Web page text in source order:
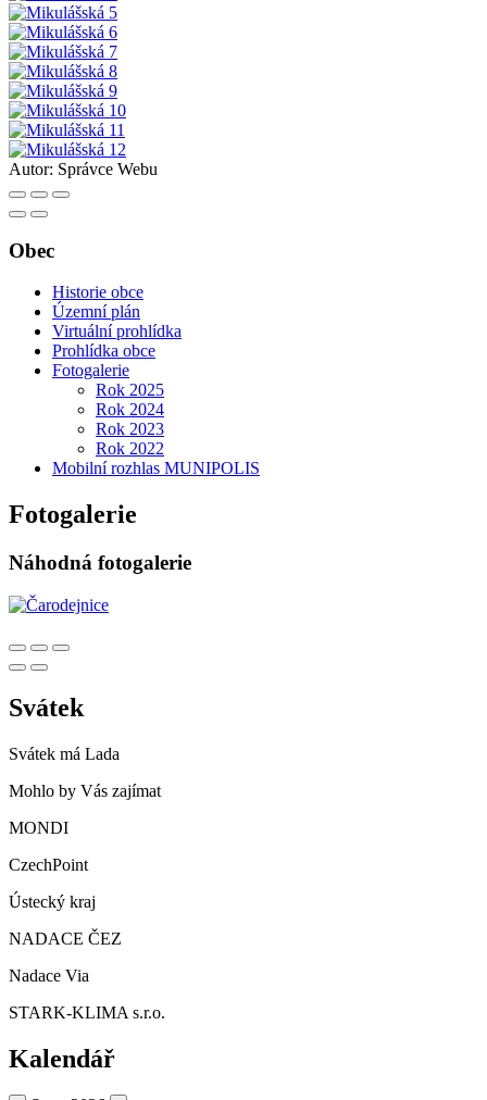
Autor: Správce Webu
Obec
Historie obce
Územní plán
Virtuální prohlídka
Prohlídka obce
Fotogalerie
Rok 2025
Rok 2024
Rok 2023
Rok 2022
Mobilní rozhlas MUNIPOLIS
Fotogalerie
Náhodná fotogalerie
Svátek
Svátek má Lada
Mohlo by Vás zajímat
MONDI
CzechPoint
Ústecký kraj
NADACE ČEZ
Nadace Via
STARK-KLIMA s.r.o.
Kalendář